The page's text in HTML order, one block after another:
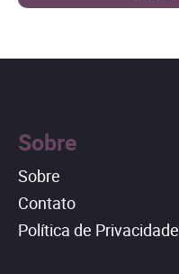
Sobre
Sobre
Contato
Política de Privacidade